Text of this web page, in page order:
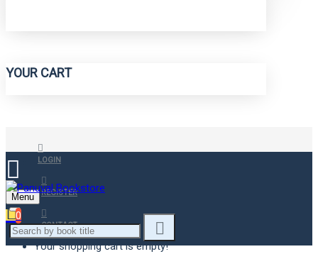
YOUR CART
LOGIN
REGISTER
CONTACT
Menu
0
Your shopping cart is empty!